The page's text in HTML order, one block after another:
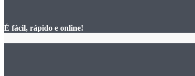
É fácil, rápido e online!